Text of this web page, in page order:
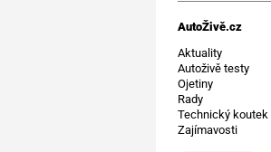
AutoŽivě.cz
Aktuality
Autoživě testy
Ojetiny
Rady
Technický koutek
Zajímavosti